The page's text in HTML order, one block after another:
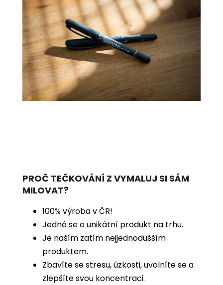
PROČ TEČKOVÁNÍ Z VYMALUJ SI SÁM
MILOVAT?
100% výroba v ČR!
Jedná se o unikátní produkt na trhu.
Je naším zatím nejjednodušším
produktem.
Zbavíte se stresu, úzkosti, uvolníte se a
zlepšíte svou koncentraci.